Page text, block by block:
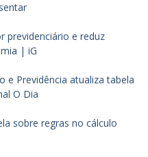
previdenciário e reduz
| iG
e Previdência atualiza tabela
O Dia
sobre regras no cálculo